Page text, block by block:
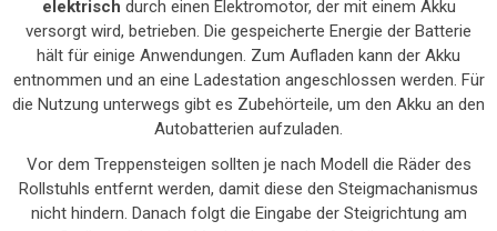
elektrisch durch einen Elektromotor, der mit einem Akku
versorgt wird, betrieben. Die gespeicherte Energie der Batterie
hält für einige Anwendungen. Zum Aufladen kann der Akku
entnommen und an eine Ladestation angeschlossen werden. Für
die Nutzung unterwegs gibt es Zubehörteile, um den Akku an den
Autobatterien aufzuladen.
Vor dem Treppensteigen sollten je nach Modell die Räder des
Rollstuhls entfernt werden, damit diese den Steigmachanismus
nicht hindern. Danach folgt die Eingabe der Steigrichtung am